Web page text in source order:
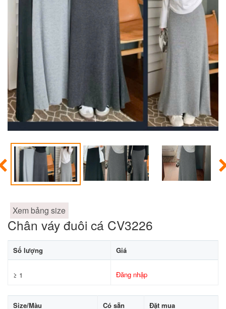
Xem bảng size
Chân váy đuôi cá CV3226
Số lượng Giá
≥ 1 Đăng nhập
Size/Màu Có sẵn Đặt mua